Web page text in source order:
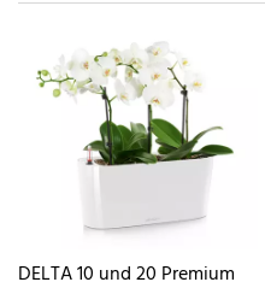
DELTA 10 und 20 Premium